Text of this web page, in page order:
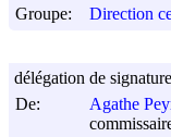
Groupe:
Direction
De:
Agathe
délégation de signature